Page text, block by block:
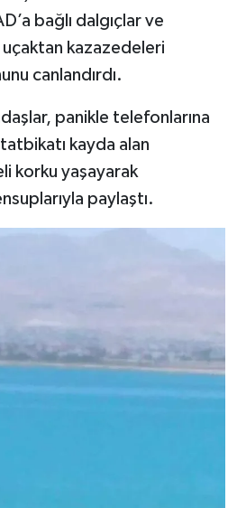
bağlı dalgıçlar ve
kazazedeleri
canlandırdı.
panikle telefonlarına
kayda alan
korku yaşayarak
paylaştı.